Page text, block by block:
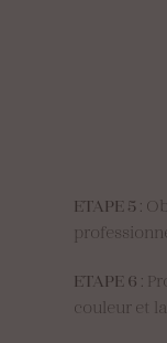
ETAPE 5 :
ETAPE 6 :
couleur et